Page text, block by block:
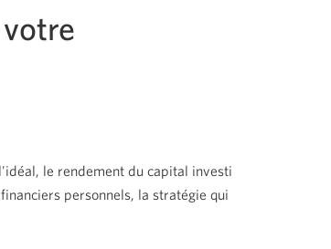
le rendement du capital investi
personnels, la stratégie qui